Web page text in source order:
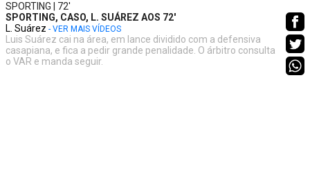
SPORTING | 72'
SPORTING, CASO, L. SUÁREZ AOS 72'
L. Suárez - VER MAIS VÍDEOS
Luis Suárez cai na área, em lance dividido com a defensiva
casapiana, e fica a pedir grande penalidade. O árbitro consulta
o VAR e manda seguir.